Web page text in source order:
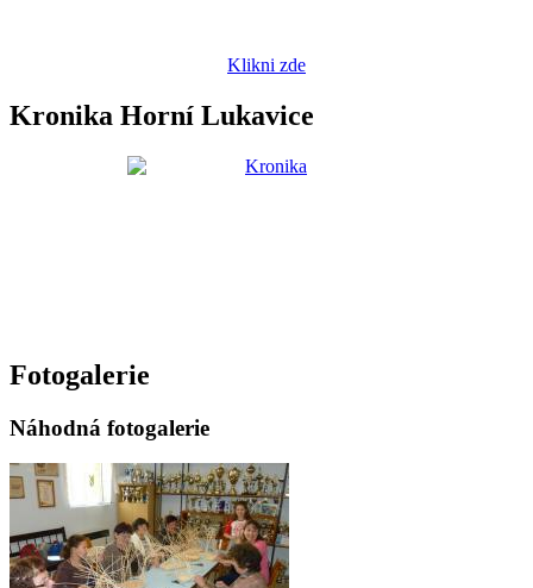
Klikni zde
Kronika Horní Lukavice
Fotogalerie
Náhodná fotogalerie